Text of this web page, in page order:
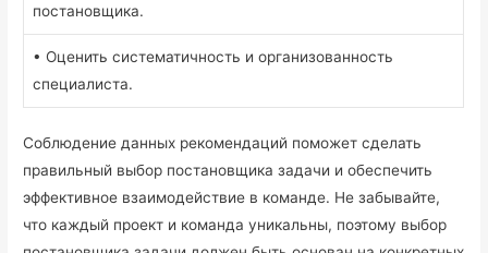
постановщика.
• Оценить систематичность и организованность
специалиста.
Соблюдение данных рекомендаций поможет сделать
правильный выбор постановщика задачи и обеспечить
эффективное взаимодействие в команде. Не забывайте,
что каждый проект и команда уникальны, поэтому выбор